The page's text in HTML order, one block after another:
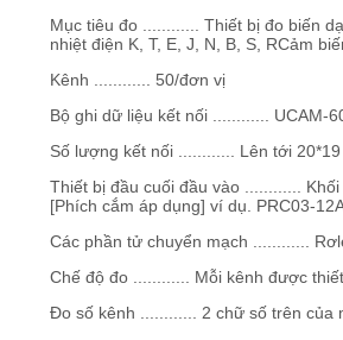
Mục tiêu đo ............ Thiết bị đo biến
nhiệt điện K, T, E, J, N, B, S, RCảm
Kênh ............ 50/đơn vị
Bộ ghi dữ liệu kết nối ............ UCAM-
Số lượng kết nối ............ Lên tới
Thiết bị đầu cuối đầu vào ............
[Phích cắm áp dụng] ví dụ. PRC03-
Các phần tử chuyển mạch ............
Chế độ đo ............ Mỗi kênh được
Đo số kênh ............ 2 chữ số trên của